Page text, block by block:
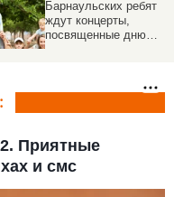
Барнаульских ребят
ждут концерты,
посвященные дню
Приятные
и смс